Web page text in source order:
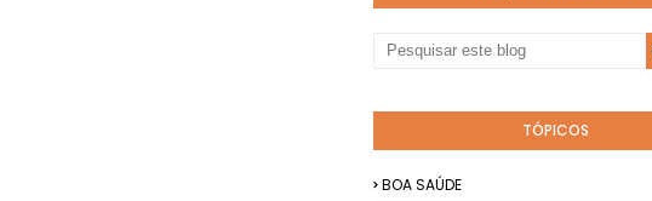
TÓPICOS
BOA SAÚDE